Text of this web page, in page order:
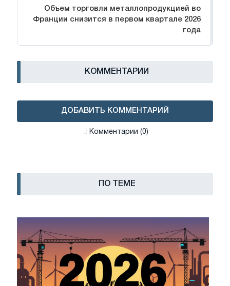
Объем торговли металлопродукцией во
Франции снизится в первом квартале 2026
года
КОММЕНТАРИИ
ДОБАВИТЬ КОММЕНТАРИЙ
Комментарии (0)
ПО ТЕМЕ